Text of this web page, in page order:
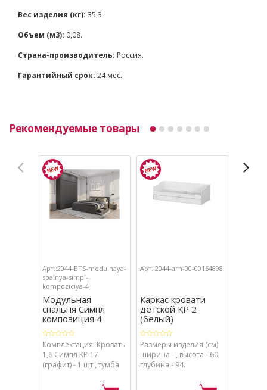
Вес изделия (кг): 35,3.
Объем (м3): 0,08.
Страна-производитель: Россия.
Гарантийный срок: 24 мес.
Рекомендуемые товары
Арт.:2044-BTS-modulnaya-
spalnya-simpl-
kompoziciya-4
Модульная
спальня Симпл
композиция 4
Комплектация: Кровать
1,6 Симпл КР-17
(графит) - 1 шт., тумба
ТБ-11, графит - 1 шт.,
Арт.:2044-arn-00-00164898
Каркас кровати
детской КР 2
(белый)
Размеры изделия (см):
ширина - , высота - 60,
глубина - 94.